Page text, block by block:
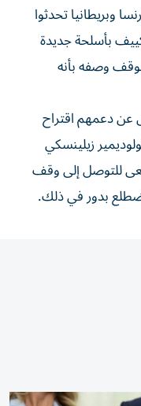
وبريطانيا ‌تحدثوا
⁠بأسلحة جديدة
وصفه بأنه
عن دعمهم اقتراح
​زيلينسكي
للتوصل إلى ‌وقف
بدور في ⁠ذلك.